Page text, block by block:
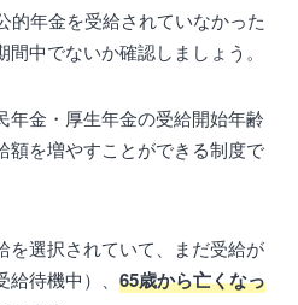
的年金を受給されていなかった
中でないか確認しましょう。
年金・厚生年金の受給開始年齢
額を増やすことができる制度で
を選択されていて、まだ受給が
待機中）、 65歳から亡くなっ